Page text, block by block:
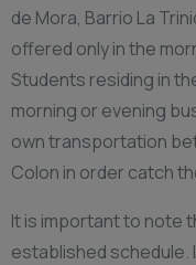
de Mora, Barrio La
offered only in the
Students residing in
morning or evening
own transportation
Colon in order catch
It is important to note
established schedule.